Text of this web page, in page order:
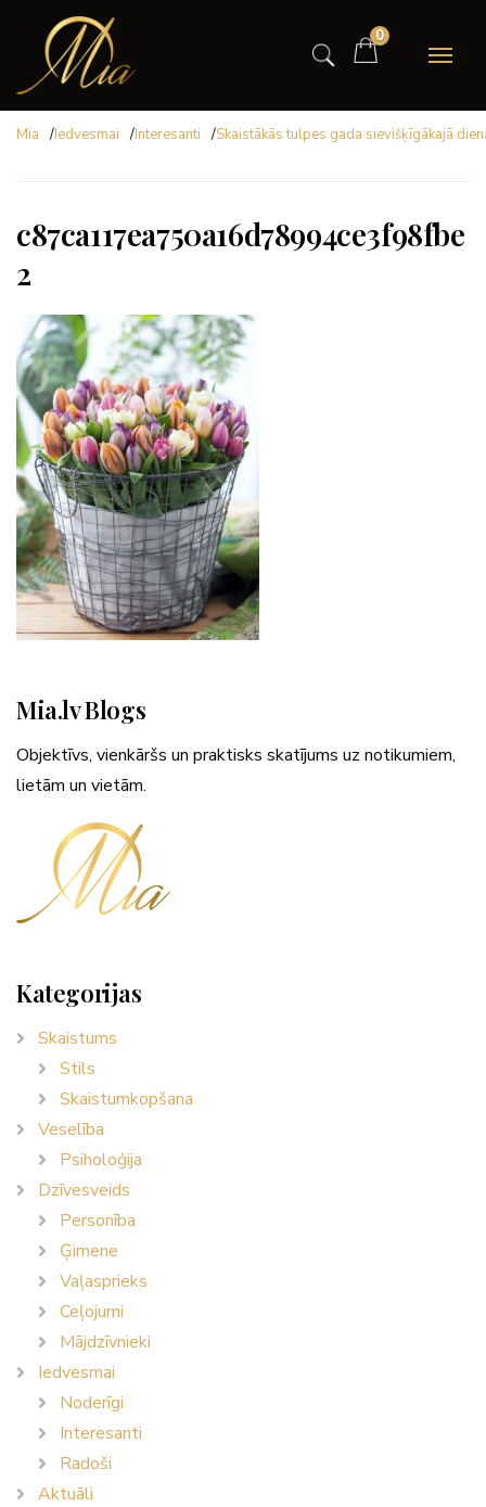
0
Mia /Iedvesmai /Interesanti /Skaistākās tulpes gada sievišķīgākajā
c87ca117ea750a16d78994ce3f98fbe
2
Mia.lv Blogs
Objektīvs, vienkāršs un praktisks skatījums uz notikumiem,
lietām un vietām.
Kategorijas
Skaistums
Stils
Skaistumkopšana
Veselība
Psiholoģija
Dzīvesveids
Personība
Ģimene
Vaļasprieks
Ceļojumi
Mājdzīvnieki
Iedvesmai
Noderīgi
Interesanti
Radoši
Aktuāli